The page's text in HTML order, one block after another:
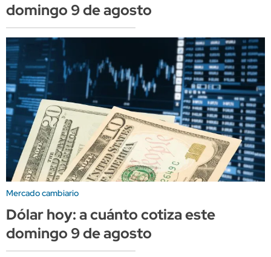
domingo 9 de agosto
Mercado cambiario
Dólar hoy: a cuánto cotiza este
domingo 9 de agosto